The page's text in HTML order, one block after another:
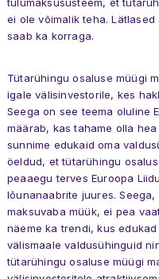
ei ole võimalik teha.
saab ka korraga.
Tütarühingu osaluse müügi
igale välisinvestorile, kes
Seega on see teema oluline
määrab, kas tahame olla
sunnime edukaid oma
öeldud, et tütarühingu
peaaegu terves Euroopa
lõunanaabrite juures.
maksuvaba müük, ei pea
näeme ka trendi, kus
välismaale valdusühinguid
tütarühingu osaluse müügi